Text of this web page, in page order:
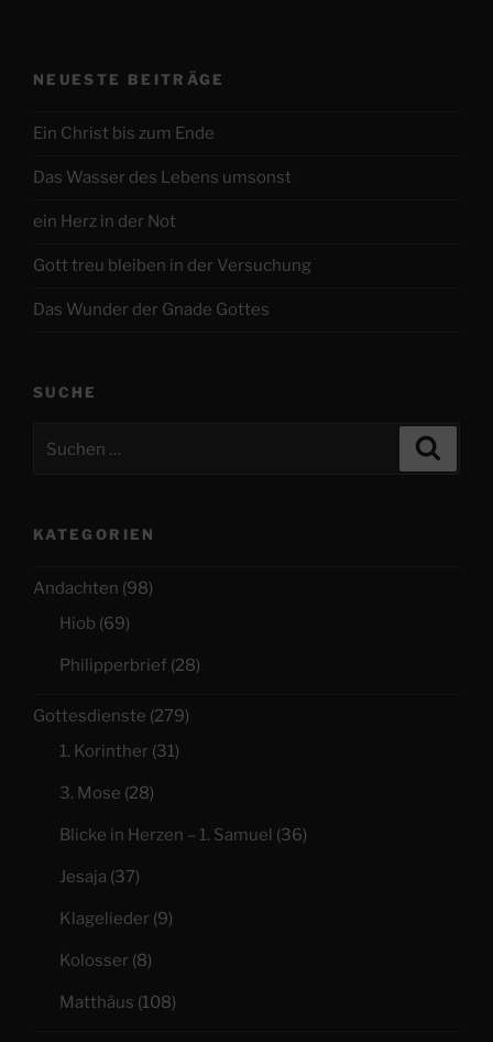
NEUESTE BEITRÄGE
Ein Christ bis zum Ende
Das Wasser des Lebens umsonst
ein Herz in der Not
Gott treu bleiben in der Versuchung
Das Wunder der Gnade Gottes
SUCHE
nach:
KATEGORIEN
Andachten (98)
Hiob (69)
Philipperbrief (28)
Gottesdienste (279)
1. Korinther (31)
3. Mose (28)
Blicke in Herzen – 1. Samuel (36)
Jesaja (37)
Klagelieder (9)
Kolosser (8)
Matthäus (108)